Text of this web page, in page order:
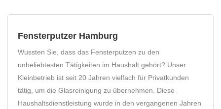
Fensterputzer Hamburg
Wussten Sie, dass das Fensterputzen zu den
unbeliebtesten Tätigkeiten im Haushalt gehört? Unser
Kleinbetrieb ist seit 20 Jahren vielfach für Privatkunden
tätig, um die Glasreinigung zu übernehmen. Diese
Haushaltsdienstleistung wurde in den vergangenen Jahren